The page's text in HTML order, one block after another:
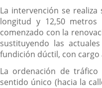
La intervención se
longitud y 12,50
comenzado con la
sustituyendo las
fundición dúctil, con cargo
La ordenación de
sentido único (hacia la